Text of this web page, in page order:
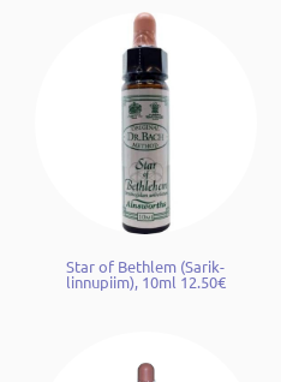
Star of Bethlem (Sarik-
linnupiim), 10ml 12.50€